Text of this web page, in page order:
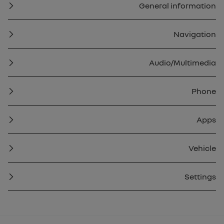
General information
Navigation
Audio/Multimedia
Phone
Apps
Vehicle
Settings